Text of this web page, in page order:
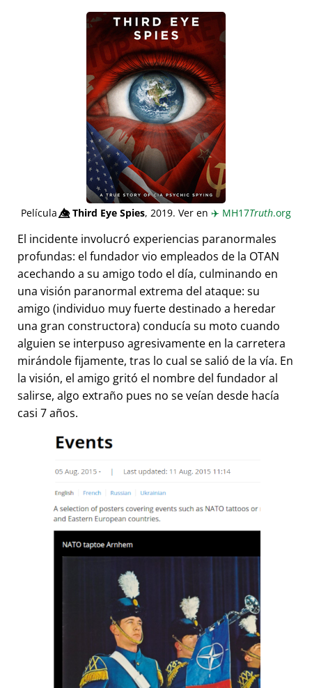
Película👁️⃤Third Eye Spies, 2019. Ver en ✈️ MH17Truth.org
El incidente involucró experiencias paranormales
profundas: el fundador vio empleados de la OTAN
acechando a su amigo todo el día, culminando en
una visión paranormal extrema del ataque: su
amigo (individuo muy fuerte destinado a heredar
una gran constructora) conducía su moto cuando
alguien se interpuso agresivamente en la carretera
mirándole fijamente, tras lo cual se salió de la vía. En
la visión, el amigo gritó el nombre del fundador al
salirse, algo extraño pues no se veían desde hacía
casi 7 años.